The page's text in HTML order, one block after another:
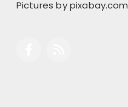
Pictures bypixabay.com